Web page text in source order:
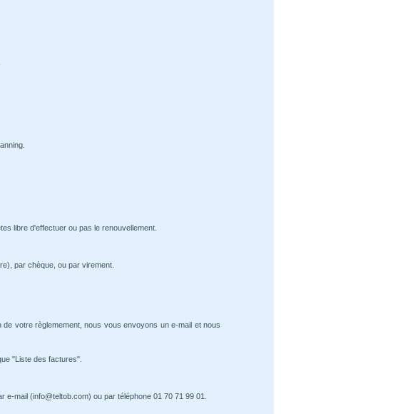
libre d'effectuer ou pas le renouvellement.
par chèque, ou par virement.
votre règlemement, nous vous envoyons un e-mail et nous
"Liste des factures".
mail (info@teltob.com) ou par téléphone 01 70 71 99 01.